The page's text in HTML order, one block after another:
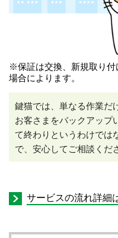
※保証は交換、新規取り付
場合によります。
鍵猫では、単なる作業だ
お客さまをバックアップ
て終わりというわけでは
で、安心してご相談くだ
サービスの流れ詳細